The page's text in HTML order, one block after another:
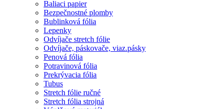
Baliaci papier
Bezpečnostné plomby
Bublinková fólia
Lepenky
Odvíjače stretch fólie
Odvíjače, páskovače, viaz.pásky
Penová fólia
Potravinová fólia
Prekrývacia fólia
Tubus
Stretch fólie ručné
Stretch fólia strojná